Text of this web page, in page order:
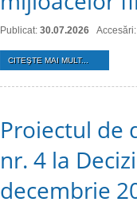
Publicat: 30.07.2026
CITEŞTE MAI MULT...
Proiectul de
nr. 4 la
decembrie